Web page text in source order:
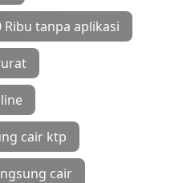
Ribu tanpa aplikasi
cair ktp
cair